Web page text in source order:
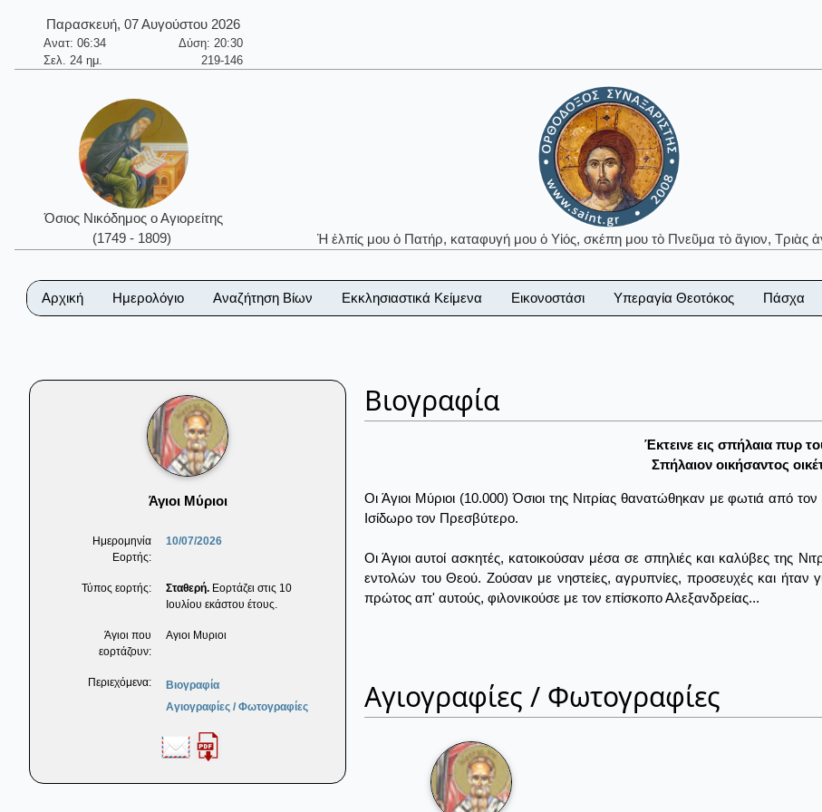
Παρασκευή, 07 Αυγούστου 2026
Ανατ: 06:34
Δύση: 20:30
Σελ. 24 ημ.
219-146
Όσιος Νικόδημος ο Αγιορείτης
(1749 - 1809)
Ἡ ἐλπίς μου ὁ Πατήρ, καταφυγή μου ὁ Υἱός, σκέπη μου τὸ Πνεῦμα τὸ ἅγιον, Τριὰς
Αρχική Ημερολόγιο Αναζήτηση Βίων Εκκλησιαστικά Κείμενα Εικονοστάσι Υπεραγία Θεοτόκος Πάσχα
Άγιοι Μύριοι
Ημερομηνία
Εορτής:
10/07/2026
Τύπος εορτής: Σταθερή. Εορτάζει στις 10
Ιουλίου εκάστου έτους.
Άγιοι που
εορτάζουν:
Αγιοι Μυριοι
Περιεχόμενα:
Βιογραφία
Αγιογραφίες / Φωτογραφίες
Βιογραφία
Έκτεινε εις σπήλαια πυρ
Σπήλαιον οικήσαντος
Οι Άγιοι Μύριοι (10.000) Όσιοι της Νιτρίας θανατώθηκαν με φωτιά από
Ισίδωρο τον Πρεσβύτερο.
Οι Άγιοι αυτοί ασκητές, κατοικούσαν μέσα σε σπηλιές και καλύβες της
εντολών του Θεού. Ζούσαν με νηστείες, αγρυπνίες, προσευχές και ήταν
πρώτος απ' αυτούς, φιλονικούσε με τον επίσκοπο Αλεξανδρείας...
Αγιογραφίες / Φωτογραφίες